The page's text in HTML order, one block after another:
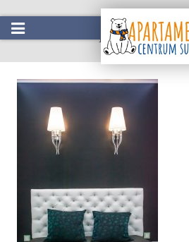
Oferta
Atrakcje w okolicy
Kontakt
Rezerwacja
Apartament